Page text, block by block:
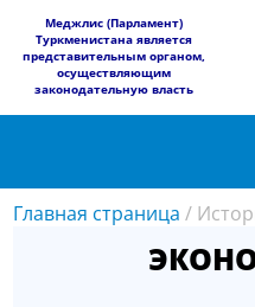
​Меджлис (Парламент)
Туркменистана является
представительным органом,
осуществляющим
законодательную власть
Главная страница /